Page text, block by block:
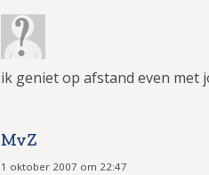
ik geniet op afstand even met
MvZ
1 oktober 2007 om 22:47